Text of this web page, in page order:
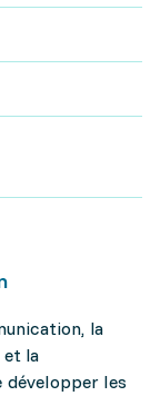
la
et la
les